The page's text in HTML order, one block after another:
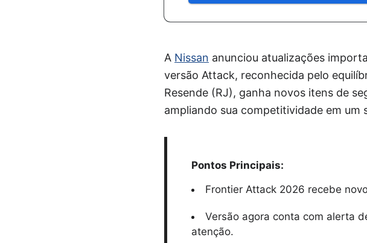
A Nissan anunciou atualizações
versão Attack, reconhecida pelo
Resende (RJ), ganha novos itens de
ampliando sua competitividade em um
Pontos Principais:
Frontier Attack 2026 recebe
Versão agora conta com alerta
atenção.